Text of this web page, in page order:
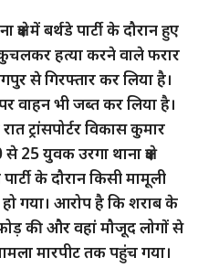
में बर्थडे पार्टी के दौरान हुए
हत्या करने वाले फरार
से गिरफ्तार कर लिया है।
वाहन भी जब्त कर लिया है।
ट्रांसपोर्टर विकास कुमार
25 युवक उरगा थाना क्षेत्र
के दौरान किसी मामूली
गया। आरोप है कि शराब के
की और वहां मौजूद लोगों से
मारपीट तक पहुंच गया।